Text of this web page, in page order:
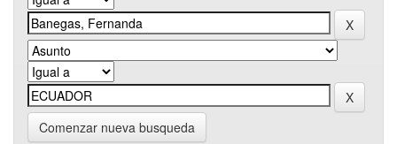
Comenzar nueva busqueda